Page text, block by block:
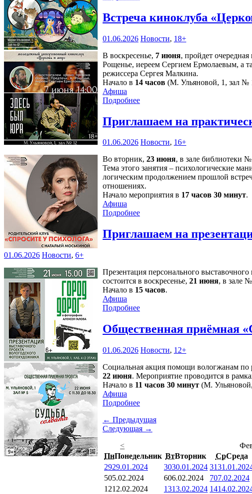
Встреча киноклуба
01.06.2026 Новости, 18+
В воскресенье, 7 июня, пройдет
Рощенье, иереем Сергием Ермолаевым, а
режиссера Сергея Малкина.
Начало в 14 часов (М. Ульяновой, 1, зал №
Афиша
Подробнее
Приглашаем на
01.06.2026 Новости, 16+
Во вторник, 23 июня, в зале библиотеки
Тема этого занятия – психологические
логическим продолжением прошлой
отношениях.
Начало мероприятия в 17 часов 30 минут.
Афиша
Подробнее
Приглашаем на
01.06.2026 Новости, 6+
Презентация персонального
состоится в воскресенье, 21 июня, в зале
Начало в 15 часов.
Афиша
Подробнее
Общественная приёмная
01.06.2026 Новости, 12+
Социальная акция помощи вологжанам по
22 июня. Мероприятие проводится в
Начало в 11 часов 30 минут (М.
Афиша
Подробнее
← Предыдущая
Следующая →
<
ПнПонедельник ВтВторник СрСреда
2929.01.2024 3030.01.2024 31
505.02.2024 606.02.2024 707.02.2024
1212.02.2024 1313.02.2024 14